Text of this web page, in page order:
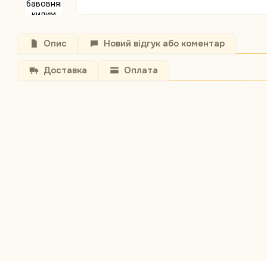
Опис Новий відгук або коментар
Доставка Оплата